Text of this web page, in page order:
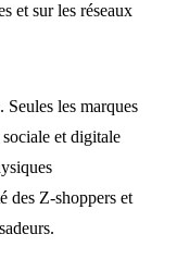
et sur les réseaux
Seules les marques
et digitale
des Z-shoppers et